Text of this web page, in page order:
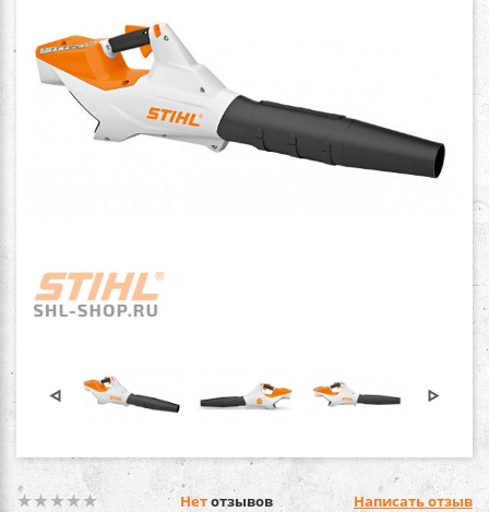
Нетотзывов Написать отзыв